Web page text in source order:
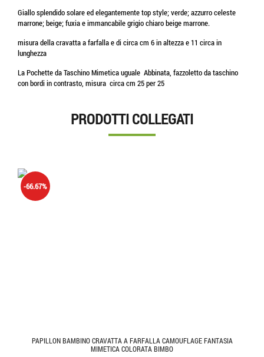
Giallo splendido solare ed elegantemente top style; verde; azzurro celeste
marrone; beige; fuxia e immancabile grigio chiaro beige marrone.
misura della cravatta a farfalla e di circa cm 6 in altezza e 11 circa in
lunghezza
La Pochette da Taschino Mimetica uguale Abbinata, fazzoletto da taschino
con bordi in contrasto, misura circa cm 25 per 25
PRODOTTI COLLEGATI
PAPILLON BAMBINO CRAVATTA A FARFALLA CAMOUFLAGE FANTASIA
MIMETICA COLORATA BIMBO
-66.67%